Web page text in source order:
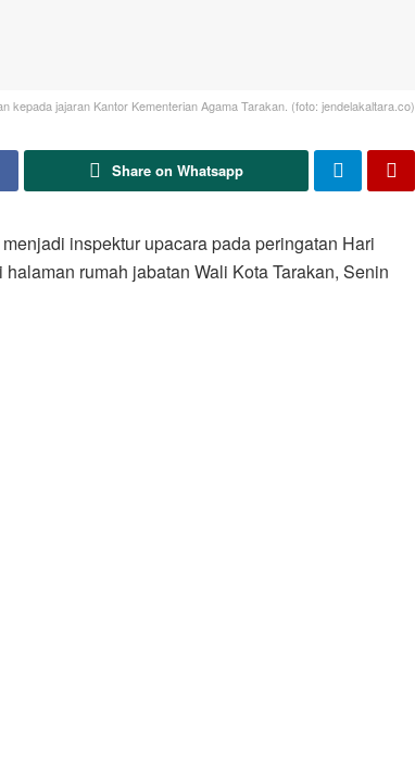
kepada jajaran Kantor Kementerian Agama Tarakan. (foto: jendelakaltara.co)
Share on Whatsapp
inspektur upacara pada peringatan Hari
rumah jabatan Wali Kota Tarakan, Senin